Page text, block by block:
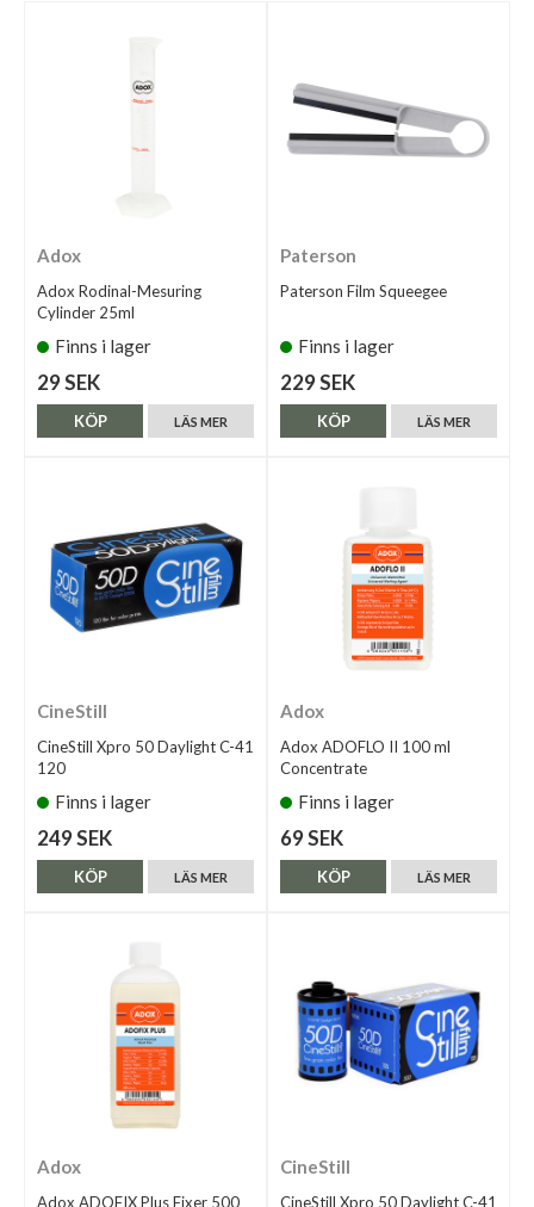
Adox
Adox Rodinal-Mesuring
Cylinder 25ml
Finns i lager
29 SEK
LÄS MER
KÖP
Paterson
Paterson Film Squeegee
Finns i lager
229 SEK
LÄS MER
KÖP
CineStill
CineStill Xpro 50 Daylight C-41
120
Finns i lager
249 SEK
LÄS MER
KÖP
Adox
Adox ADOFLO II 100 ml
Concentrate
Finns i lager
69 SEK
LÄS MER
KÖP
Adox
Adox ADOFIX Plus Fixer 500
CineStill
CineStill Xpro 50 Daylight C-41